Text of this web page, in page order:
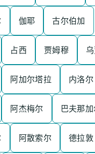
伽耶 古尔伯加
占西 贾姆穆
阿加尔塔拉 内洛尔
阿杰梅尔 巴夫那加
阿散索尔 德拉敦